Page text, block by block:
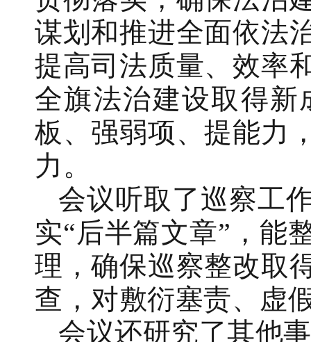
谋划和推进全面依法
提高司法质量、效率
全旗法治建设取得
板、强弱项、提能力
力。
会议听取了巡察工
实“后半篇文章”，能
理，确保巡察整改取
查，对敷衍塞责、虚
会议还研究了其他